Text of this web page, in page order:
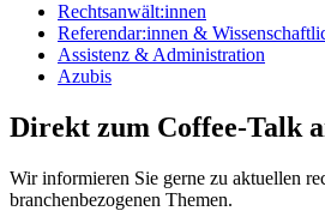
Rechtsanwält:innen
Referendar:innen &
Assistenz & Administration
Azubis
Direkt zum Coffee-Talk
Wir informieren Sie gerne zu aktuellen
branchenbezogenen Themen.